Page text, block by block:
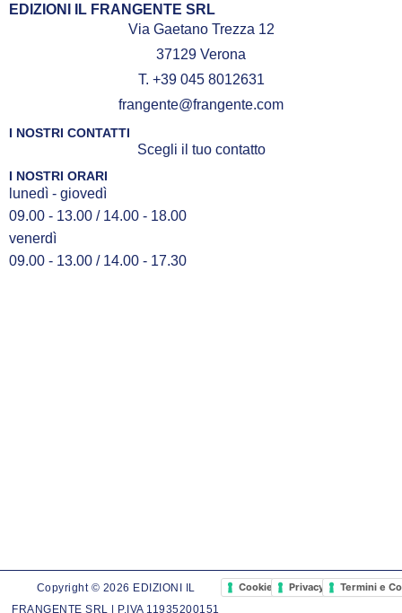
EDIZIONI IL FRANGENTE SRL
Via Gaetano Trezza 12
37129 Verona
T. +39 045 8012631
frangente@frangente.com
I NOSTRI CONTATTI
Scegli il tuo contatto
I NOSTRI ORARI
lunedì - giovedì
09.00 - 13.00 / 14.00 - 18.00
venerdì
09.00 - 13.00 / 14.00 - 17.30
Copyright © 2026 EDIZIONI IL
FRANGENTE SRL | P.IVA 11935200151
Cookie PolicyPrivacy PolicyTermini e